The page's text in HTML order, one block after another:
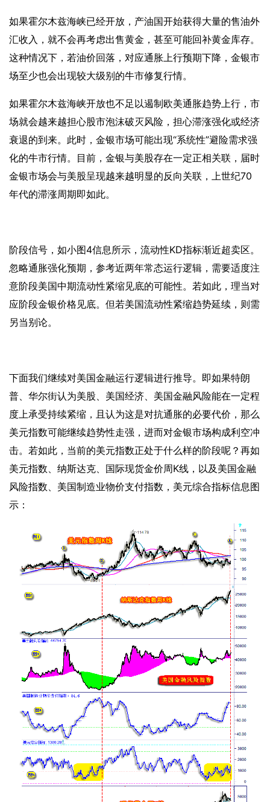
如果霍尔木兹海峡已经开放，产油国开始获得大量的售油外
汇收入，就不会再考虑出售黄金，甚至可能回补黄金库存。
这种情况下，若油价回落，对应通胀上行预期下降，金银市
场至少也会出现较大级别的牛市修复行情。
如果霍尔木兹海峡开放也不足以遏制欧美通胀趋势上行，市
场就会越来越担心股市泡沫破灭风险，担心滞涨强化或经济
衰退的到来。此时，金银市场可能出现“系统性”避险需求强
化的牛市行情。目前，金银与美股存在一定正相关联，届时
金银市场会与美股呈现越来越明显的反向关联，上世纪70
年代的滞涨周期即如此。
阶段信号，如小图4信息所示，流动性KD指标渐近超卖区。
忽略通胀强化预期，参考近两年常态运行逻辑，需要适度注
意阶段美国中期流动性紧缩见底的可能性。若如此，理当对
应阶段金银价格见底。但若美国流动性紧缩趋势延续，则需
另当别论。
下面我们继续对美国金融运行逻辑进行推导。即如果特朗
普、华尔街认为美股、美国经济、美国金融风险能在一定程
度上承受持续紧缩，且认为这是对抗通胀的必要代价，那么
美元指数可能继续趋势性走强，进而对金银市场构成利空冲
击。若如此，当前的美元指数正处于什么样的阶段呢？再如
美元指数、纳斯达克、国际现货金价周K线，以及美国金融
风险指数、美国制造业物价支付指数，美元综合指标信息图
示：